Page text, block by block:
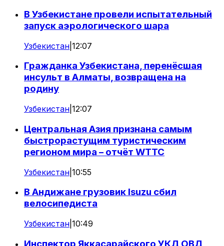
В Узбекистане провели испытательный
запуск аэрологического шара
Узбекистан 12:07
Гражданка Узбекистана, перенёсшая
инсульт в Алматы, возвращена на
родину
Узбекистан 12:07
Центральная Азия признана самым
быстрорастущим туристическим
регионом мира – отчёт WTTC
Узбекистан 10:55
В Андижане грузовик Isuzu сбил
велосипедиста
Узбекистан 10:49
Инспектор Яккасарайского УКД ОВД